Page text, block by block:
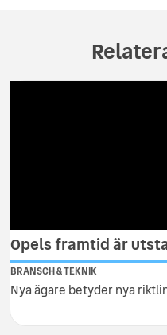
Opels framtid är
BRANSCH & TEKNIK
Nya ägare betyder nya